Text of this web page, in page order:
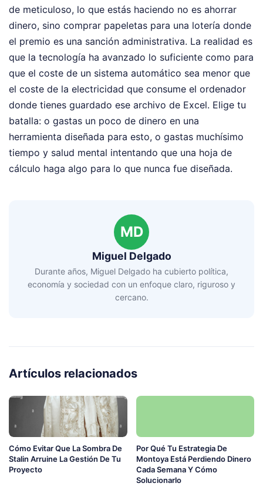
de meticuloso, lo que estás haciendo no es ahorrar
dinero, sino comprar papeletas para una lotería donde
el premio es una sanción administrativa. La realidad es
que la tecnología ha avanzado lo suficiente como para
que el coste de un sistema automático sea menor que
el coste de la electricidad que consume el ordenador
donde tienes guardado ese archivo de Excel. Elige tu
batalla: o gastas un poco de dinero en una
herramienta diseñada para esto, o gastas muchísimo
tiempo y salud mental intentando que una hoja de
cálculo haga algo para lo que nunca fue diseñada.
MD
Miguel Delgado
Durante años, Miguel Delgado ha cubierto política,
economía y sociedad con un enfoque claro, riguroso y
cercano.
Artículos relacionados
Cómo Evitar Que La Sombra De
Stalin Arruine La Gestión De Tu
Proyecto
Por Qué Tu Estrategia De
Montoya Está Perdiendo Dinero
Cada Semana Y Cómo
Solucionarlo